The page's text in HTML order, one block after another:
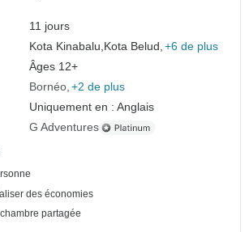
11 jours
Kota Kinabalu, Kota Belud, +6 de plus
Âges 12+
Bornéo +2 de plus
Uniquement en : Anglais
G Adventures
des économies
partagée